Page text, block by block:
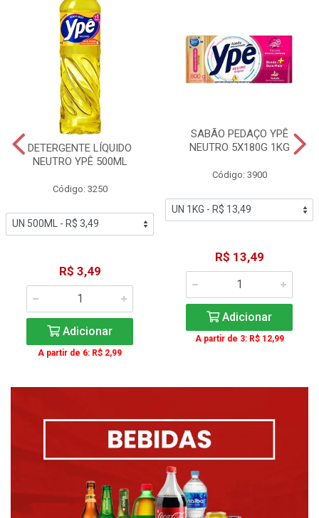
DETERGENTE LÍQUIDO
NEUTRO YPÊ 500ML
Código: 3250
R$ 3,49
Adicionar
A partir de 6: R$ 2,99
SABÃO PEDAÇO YPÊ
NEUTRO 5X180G 1KG
Código: 3900
R$ 13,49
Adicionar
A partir de 3: R$ 12,99